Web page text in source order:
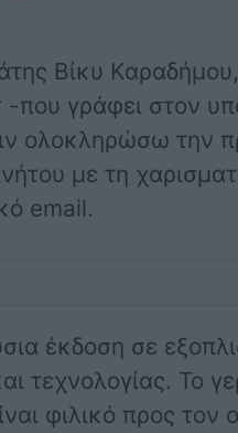
Βίκυ
που γράφει στον
ολοκληρώσω την
με τη
email.
έκδοση σε
τεχνολογίας. Το
φιλικό προς τον